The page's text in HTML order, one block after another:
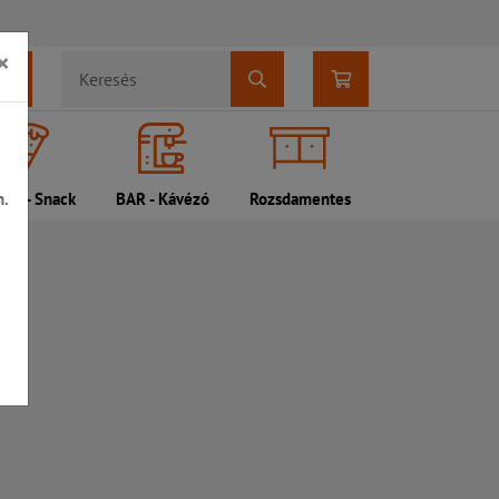
- Snack BAR - Kávézó Rozsdamentes